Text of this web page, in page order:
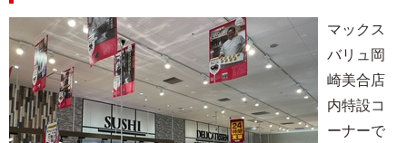
マックス
バリュ岡
崎美合店
内特設コ
ーナーで